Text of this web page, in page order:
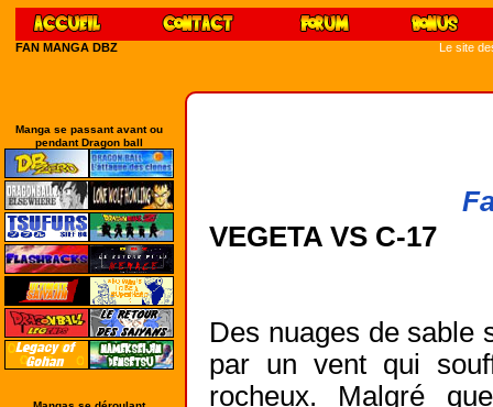
FAN MANGA DBZ Le site
Manga se passant avant ou
pendant Dragon ball
VEGETA VS C-17
Des nuages de sable
par un vent qui
rocheux. Malgré